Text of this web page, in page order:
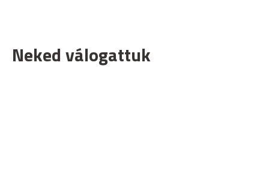
Neked válogattuk